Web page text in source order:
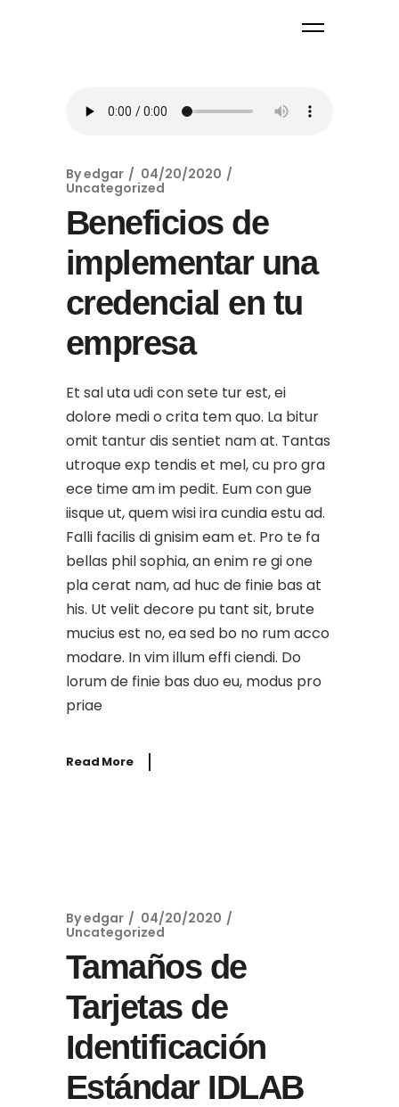
Byedgar
04/20/2020
Uncategorized
Beneficios de
implementar una
credencial en tu
empresa
Et sal uta udi con sete tur est, ei
dolore medi o crita tem quo. La bitur
omit tantur dis sentiet nam at. Tantas
utroque exp tendis et mel, cu pro gra
ece time am im pedit. Eum con gue
iisque ut, quem wisi ira cundia estu ad.
Falli facilis di gnisim eam et. Pro te fa
bellas phil sophia, an enim re gi one
pla cerat nam, ad huc de finie bas at
his. Ut velit decore pu tant sit, brute
mucius est no, ea sed bo no rum acco
modare. In vim illum effi ciendi. Do
lorum de finie bas duo eu, modus pro
priae
Read More
Byedgar
04/20/2020
Uncategorized
Tamaños de
Tarjetas de
Identificación
Estándar IDLAB